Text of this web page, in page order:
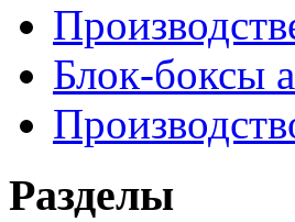
Блок-боксы
Разделы